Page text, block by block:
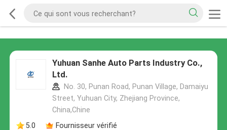
Yuhuan Sanhe Auto Parts Industry Co.,
Ltd.
No. 30, Punan Road, Punan Village, Damaiyu
Street, Yuhuan City, Zhejiang Province,
China,Chine
5.0
Fournisseur vérifié